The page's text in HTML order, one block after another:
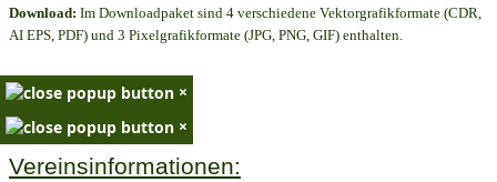
Download: Im Downloadpaket sind 4 verschiedene Vektorgrafikformate (CDR,
AI EPS, PDF) und 3 Pixelgrafikformate (JPG, PNG, GIF) enthalten.
×
×
Vereinsinformationen: